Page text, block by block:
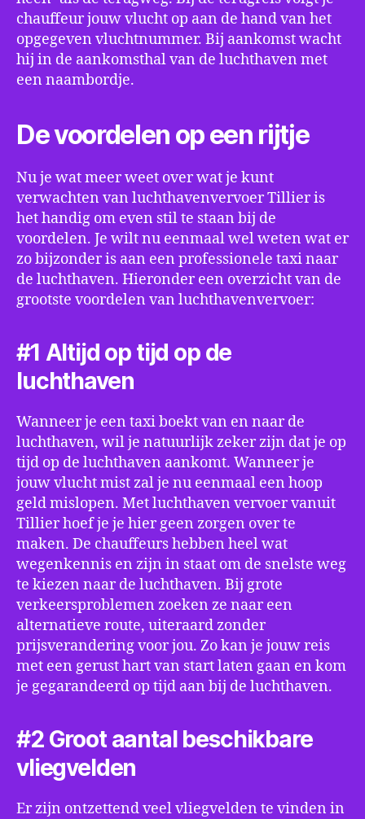
chauffeur jouw vlucht op aan de hand van het
opgegeven vluchtnummer. Bij aankomst wacht
hij in de aankomsthal van de luchthaven met
een naambordje.
De voordelen op een rijtje
Nu je wat meer weet over wat je kunt
verwachten van luchthavenvervoer Tillier is
het handig om even stil te staan bij de
voordelen. Je wilt nu eenmaal wel weten wat er
zo bijzonder is aan een professionele taxi naar
de luchthaven. Hieronder een overzicht van de
grootste voordelen van luchthavenvervoer:
#1 Altijd op tijd op de
luchthaven
Wanneer je een taxi boekt van en naar de
luchthaven, wil je natuurlijk zeker zijn dat je op
tijd op de luchthaven aankomt. Wanneer je
jouw vlucht mist zal je nu eenmaal een hoop
geld mislopen. Met luchthaven vervoer vanuit
Tillier hoef je je hier geen zorgen over te
maken. De chauffeurs hebben heel wat
wegenkennis en zijn in staat om de snelste weg
te kiezen naar de luchthaven. Bij grote
verkeersproblemen zoeken ze naar een
alternatieve route, uiteraard zonder
prijsverandering voor jou. Zo kan je jouw reis
met een gerust hart van start laten gaan en kom
je gegarandeerd op tijd aan bij de luchthaven.
#2 Groot aantal beschikbare
vliegvelden
Er zijn ontzettend veel vliegvelden te vinden in